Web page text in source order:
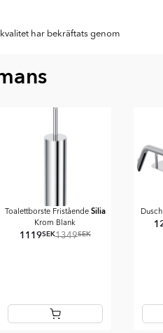
har bekräftats genom
Toalettborste Fristående Silia
Krom Blank
1119SEK1349SEK